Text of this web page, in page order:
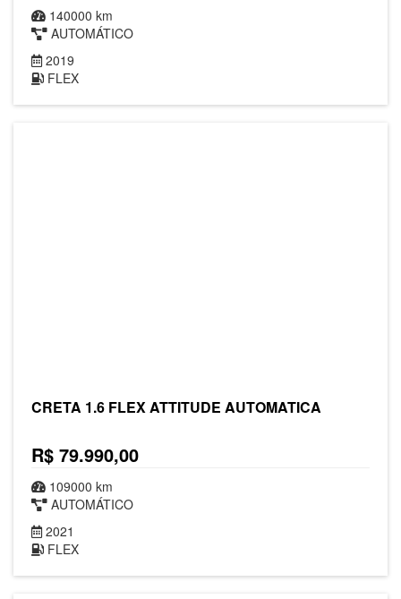
140000 km
AUTOMÁTICO
2019
FLEX
CRETA 1.6 FLEX ATTITUDE AUTOMATICA
R$ 79.990,00
109000 km
AUTOMÁTICO
2021
FLEX